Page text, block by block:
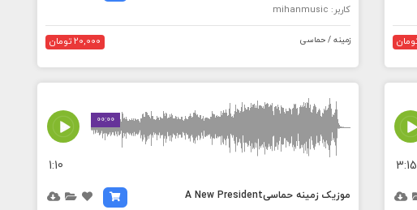
کاربر: mihanmusic
زمینه / حماسی 20,000 تومان
3:15
00:00
MEDIA_ELEMENT_ERROR: Empty src attribute
1:10
موزیک زمینه حماسیA New President